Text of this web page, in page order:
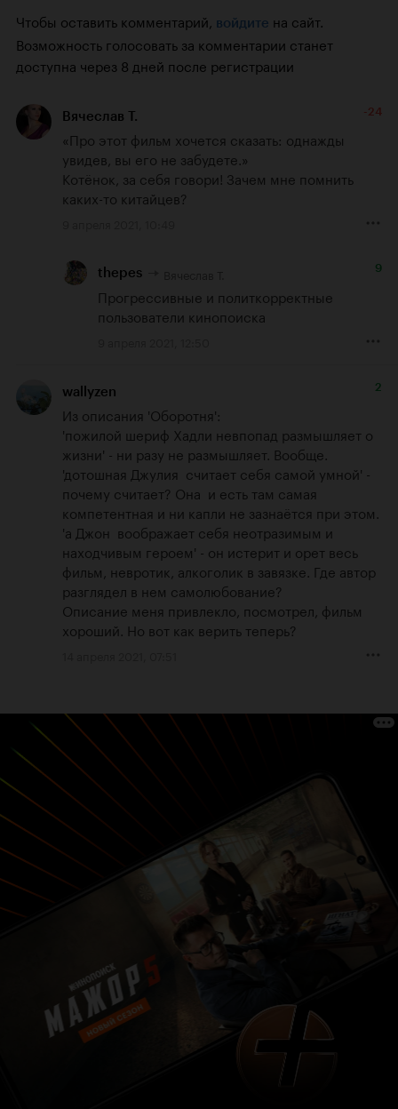
Чтобы оставить комментарий, войдите на сайт.
Возможность голосовать за комментарии станет
доступна через 8 дней после регистрации
Вячеслав Т. -24
«Про этот фильм хочется сказать: однажды
увидев, вы его не забудете.»
Котёнок, за себя говори! Зачем мне помнить
каких-то китайцев?
thepes 9
Прогрессивные и политкорректные
пользователи кинопоиска
wallyzen 2
Из описания 'Оборотня':
'пожилой шериф Хадли невпопад размышляет о
жизни' - ни разу не размышляет. Вообще.
'дотошная Джулия  считает себя самой умной' -
почему считает? Она  и есть там самая
компетентная и ни капли не зазнаётся при этом.
'а Джон  воображает себя неотразимым и
находчивым героем' - он истерит и орет весь
фильм, невротик, алкоголик в завязке. Где автор
разглядел в нем самолюбование?
Описание меня привлекло, посмотрел, фильм
хороший. Но вот как верить теперь?